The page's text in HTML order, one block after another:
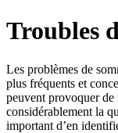
Troubles
Les problèmes de
plus fréquents et
peuvent provoquer
considérablement la
important d’en